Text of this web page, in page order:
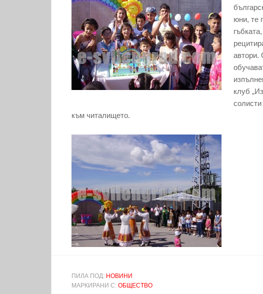
юни, те
автори.
клуб
солисти
към читалището.
ПИЛА ПОД: НОВИНИ
МАРКИРАНИ С: ОБЩЕСТВО